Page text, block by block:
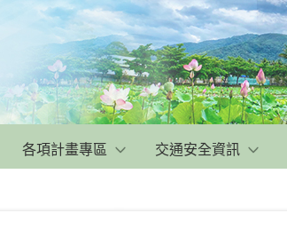
各項計畫專區 交通安全資訊